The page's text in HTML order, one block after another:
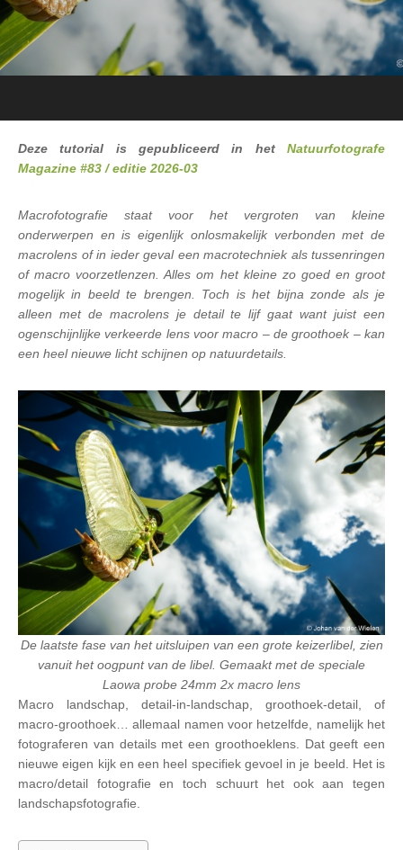
Deze tutorial is gepubliceerd in het Natuurfotografe
Magazine #83 / editie 2026-03
Macrofotografie staat voor het vergroten van kleine
onderwerpen en is eigenlijk onlosmakelijk verbonden met de
macrolens of in ieder geval een macrotechniek als tussenringen
of macro voorzetlenzen. Alles om het kleine zo goed en groot
mogelijk in beeld te brengen. Toch is het bijna zonde als je
alleen met de macrolens je detail te lijf gaat want juist een
ogenschijnlijke verkeerde lens voor macro – de groothoek – kan
een heel nieuwe licht schijnen op natuurdetails.
De laatste fase van het uitsluipen van een grote keizerlibel, zien
vanuit het oogpunt van de libel. Gemaakt met de speciale
Laowa probe 24mm 2x macro lens
Macro landschap, detail-in-landschap, groothoek-detail, of
macro-groothoek… allemaal namen voor hetzelfde, namelijk het
fotograferen van details met een groothoeklens. Dat geeft een
nieuwe eigen kijk en een heel specifiek gevoel in je beeld. Het is
macro/detail fotografie en toch schuurt het ook aan tegen
landschapsfotografie.